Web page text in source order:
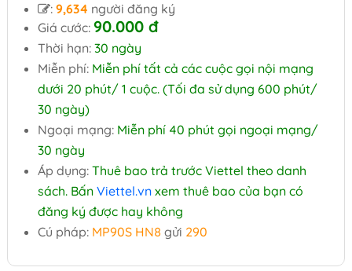
: 9,634 người đăng ký
Giá cước: 90.000 đ
Thời hạn: 30 ngày
Miễn phí: Miễn phí tất cả các cuộc gọi nội mạng
dưới 20 phút/ 1 cuộc. (Tối đa sử dụng 600 phút/
30 ngày)
Ngoại mạng: Miễn phí 40 phút gọi ngoại mạng/
30 ngày
Áp dụng: Thuê bao trả trước Viettel theo danh
sách. Bấn Viettel.vn xem thuê bao của bạn có
đăng ký được hay không
Cú pháp: MP90S HN8 gửi 290